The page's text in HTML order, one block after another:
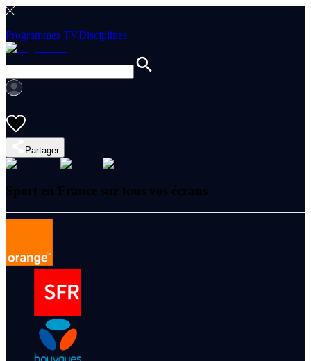
Programmes TVDisciplines
Partager
Sport en France sur tous vos écrans